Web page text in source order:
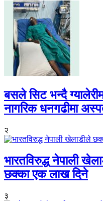
बसले सिट भन्दै
नागरिक धनगढीमा
२
भारतविरुद्ध नेपाली
छक्का एक लाख दिने
३